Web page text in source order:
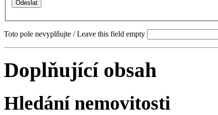
Toto pole nevyplňujte / Leave this field empty
Doplňující obsah
Hledání nemovitosti